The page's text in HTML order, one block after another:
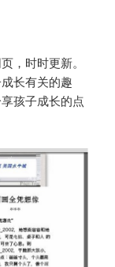
，时时更新。
长有关的趣
孩子成长的点